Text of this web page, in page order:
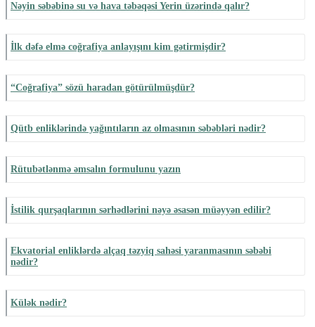
Nəyin səbəbinə su və hava təbəqəsi Yerin üzərində qalır?
İlk dəfə elmə coğrafiya anlayışını kim gətirmişdir?
“Coğrafiya” sözü haradan götürülmüşdür?
Qütb enliklərində yağıntıların az olmasının səbəbləri nədir?
Rütubətlənmə əmsalın formulunu yazın
İstilik qurşaqlarının sərhədlərini nəyə əsasən müəyyən edilir?
Ekvatorial enliklərdə alçaq təzyiq sahəsi yaranmasının səbəbi
nədir?
Külək nədir?